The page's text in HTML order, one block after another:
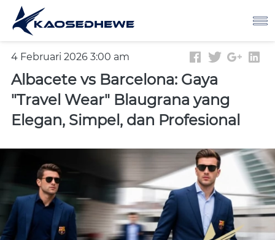
4 Februari 2026 3:00 am
Albacete vs Barcelona: Gaya
"Travel Wear" Blaugrana yang
Elegan, Simpel, dan Profesional